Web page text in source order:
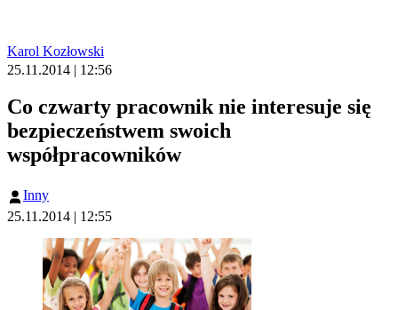
Karol Kozłowski
25.11.2014 | 12:56
Co czwarty pracownik nie interesuje się
bezpieczeństwem swoich
współpracowników
Inny
25.11.2014 | 12:55